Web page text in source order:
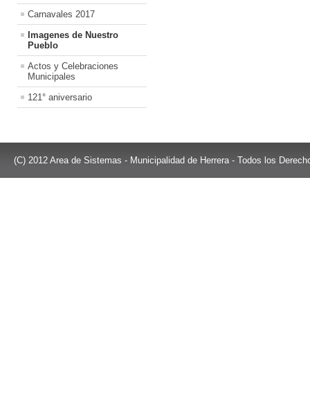
Carnavales 2017
Imagenes de Nuestro
Pueblo
Actos y Celebraciones
Municipales
121° aniversario
(C) 2012 Area de Sistemas - Municipalidad de Herrera - Todos los